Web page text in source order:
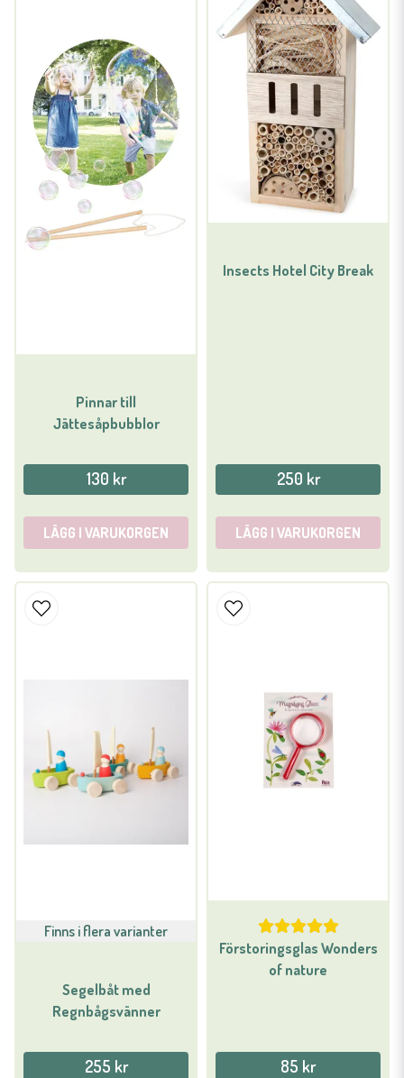
Pinnar till
Jättesåpbubblor
130 kr
LÄGG I VARUKORGEN
Insects Hotel City Break
250 kr
LÄGG I VARUKORGEN
Finns i flera varianter
Segelbåt med
Regnbågsvänner
255 kr
Förstoringsglas Wonders
of nature
85 kr